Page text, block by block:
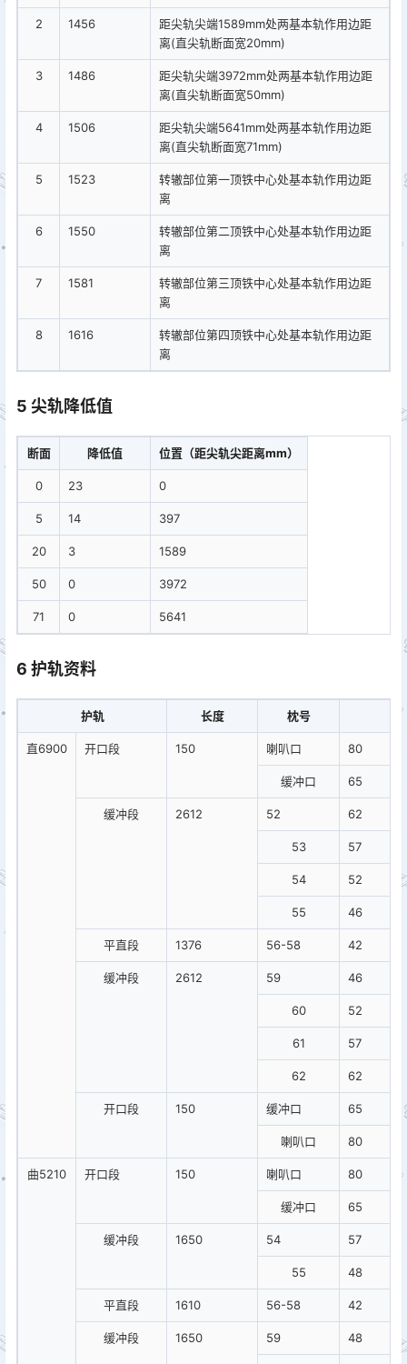
2 1456
距尖轨尖端1589mm处两基本轨作用边距
离(直尖轨断面宽20mm)
3 1486
距尖轨尖端3972mm处两基本轨作用边距
离(直尖轨断面宽50mm)
4 1506
距尖轨尖端5641mm处两基本轨作用边距
离(直尖轨断面宽71mm)
5 1523
转辙部位第一顶铁中心处基本轨作用边距
离
6 1550
转辙部位第二顶铁中心处基本轨作用边距
离
7 1581
转辙部位第三顶铁中心处基本轨作用边距
离
8 1616
转辙部位第四顶铁中心处基本轨作用边距
离
5 尖轨降低值
断面 降低值 位置（距尖轨尖距离mm）
0 23 0
5 14 397
20 3 1589
50 0 3972
71 0 5641
6 护轨资料
护轨 长度 枕号
直6900 开口段 150 喇叭口 80
缓冲口 65
缓冲段 2612 52 62
53 57
54 52
55 46
平直段 1376 56-58 42
缓冲段 2612 59 46
60 52
61 57
62 62
开口段 150 缓冲口 65
喇叭口 80
曲5210 开口段 150 喇叭口 80
缓冲口 65
缓冲段 1650 54 57
55 48
平直段 1610 56-58 42
缓冲段 1650 59 48